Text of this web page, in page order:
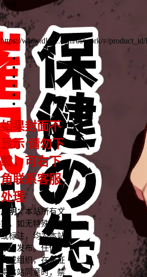
術師
https://www.dlsite.com/bl/work/=/
如果封面不
显示 请勿下
载，可右下
角联系客服
处理
声明：本站所有文
章，如无特殊说明
或标注，均为本站
原创发布。任何个
人或组织，在未征
得本站同意时，禁